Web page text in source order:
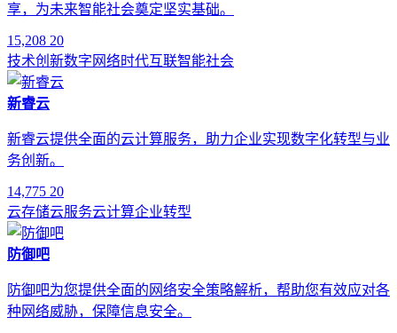
享，为未来智能社会奠定坚实基础。
15,208 20
技术创新数字网络时代互联智能社会
新睿云
新睿云提供全面的云计算服务，助力企业实现数字化转型与业
务创新。
14,775 20
云存储云服务云计算企业转型
防御吧
防御吧为您提供全面的网络安全策略解析，帮助您有效应对各
种网络威胁，保障信息安全。